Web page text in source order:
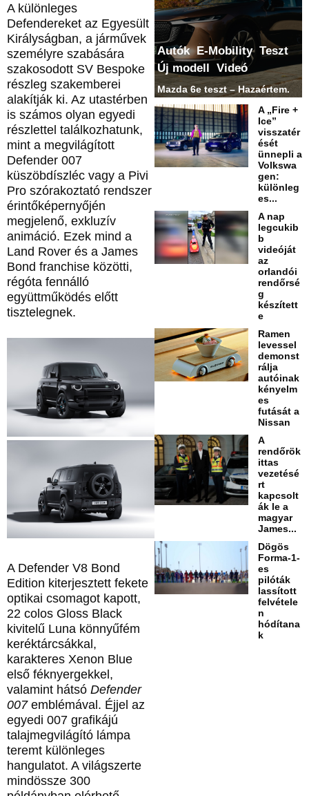
A különleges
Defendereket az Egyesült
Királyságban, a járművek
személyre szabására
szakosodott SV Bespoke
részleg szakemberei
alakítják ki. Az utastérben
is számos olyan egyedi
részlettel találkozhatunk,
mint a megvilágított
Defender 007
küszöbdíszléc vagy a Pivi
Pro szórakoztató rendszer
érintőképernyőjén
megjelenő, exkluzív
animáció. Ezek mind a
Land Rover és a James
Bond franchise közötti,
régóta fennálló
együttműködés előtt
tisztelegnek.
A Defender V8 Bond
Edition kiterjesztett fekete
optikai csomagot kapott,
22 colos Gloss Black
kivitelű Luna könnyűfém
keréktárcsákkal,
karakteres Xenon Blue
első féknyergekkel,
valamint hátsó Defender
007emblémával. Éjjel az
egyedi 007 grafikájú
talajmegvilágító lámpa
teremt különleges
hangulatot. A világszerte
mindössze 300
Autók E-Mobility Teszt
Új modell Videó
Mazda 6e teszt – Hazaértem.
A „Fire +
Ice”
visszatér
ését
ünnepli a
Volkswa
gen:
különleg
es...
A nap
legcukib
b
videóját
az
orlandói
rendőrsé
g
készített
e
Ramen
levessel
demonst
rálja
autóinak
kényelm
es
futását a
Nissan
A
rendőrök
ittas
vezetésé
rt
kapcsolt
ák le a
magyar
James...
Dögös
Forma-1-
es
pilóták
lassított
felvétele
n
hódítana
k